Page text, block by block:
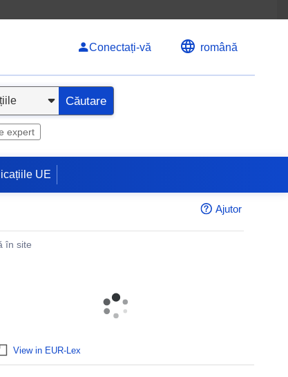
Conectați-vă română
Căutare
expert
UE
Ajutor
în site
View in EUR-Lex